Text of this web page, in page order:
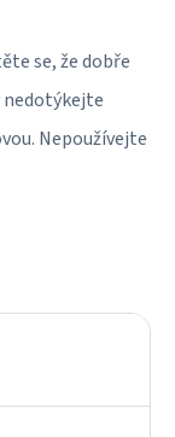
se, že dobře
nedotýkejte
Nepoužívejte